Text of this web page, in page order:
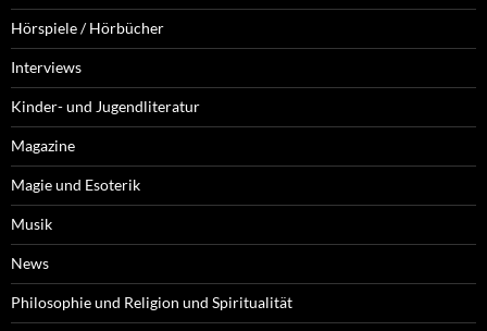
Hörspiele / Hörbücher
Interviews
Kinder- und Jugendliteratur
Magazine
Magie und Esoterik
Musik
News
Philosophie und Religion und Spiritualität